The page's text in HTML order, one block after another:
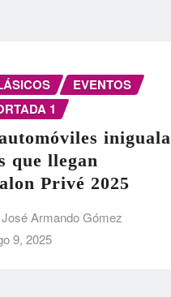
EVENTOS
1
iniguala
que llegan
Privé 2025
José Armando Gómez
9, 2025